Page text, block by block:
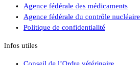
Agence fédérale des médicaments
Agence fédérale du contrôle nucléaire
Politique de confidentialité
Infos utiles
Conseil de l’Ordre vétérinaire